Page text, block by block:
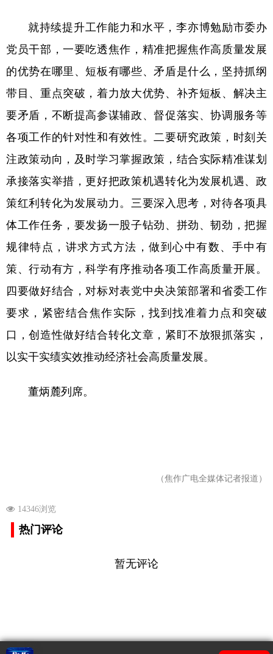
就持续提升工作能力和水平，李亦博勉励市委办
党员干部，一要吃透焦作，精准把握焦作高质量发展
的优势在哪里、短板有哪些、矛盾是什么，坚持抓纲
带目、重点突破，着力放大优势、补齐短板、解决主
要矛盾，不断提高参谋辅政、督促落实、协调服务等
各项工作的针对性和有效性。二要研究政策，时刻关
注政策动向，及时学习掌握政策，结合实际精准谋划
承接落实举措，更好把政策机遇转化为发展机遇、政
策红利转化为发展动力。三要深入思考，对待各项具
体工作任务，要发扬一股子钻劲、拼劲、韧劲，把握
规律特点，讲求方式方法，做到心中有数、手中有
策、行动有方，科学有序推动各项工作高质量开展。
四要做好结合，对标对表党中央决策部署和省委工作
要求，紧密结合焦作实际，找到找准着力点和突破
口，创造性做好结合转化文章，紧盯不放狠抓落实，
以实干实绩实效推动经济社会高质量发展。
董炳麓列席。
（焦作广电全媒体记者报道）
14346浏览
热门评论
暂无评论